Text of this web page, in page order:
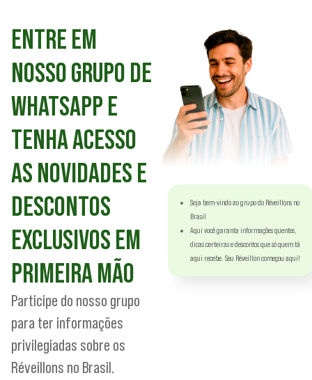
ENTRE EM
NOSSO GRUPO DE
WHATSAPP E
TENHA ACESSO
AS NOVIDADES E
DESCONTOS
EXCLUSIVOS EM
PRIMEIRA MÃO
Participe do nosso grupo
para ter informações
privilegiadas sobre os
Réveillons no Brasil.
Seja bem-vindo ao grupo do Réveillons no
Brasil
Aqui você garanta informações quentes,
dicas certeiras e descontos que só quem tá
aqui recebe. Seu Réveillon começou aqui!